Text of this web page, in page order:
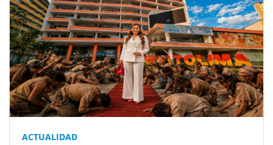
ACTUALIDAD